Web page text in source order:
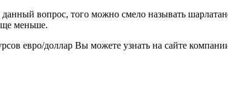
вопрос, того можно смело называть
меньше.
евро/доллар Вы можете узнать на сайте